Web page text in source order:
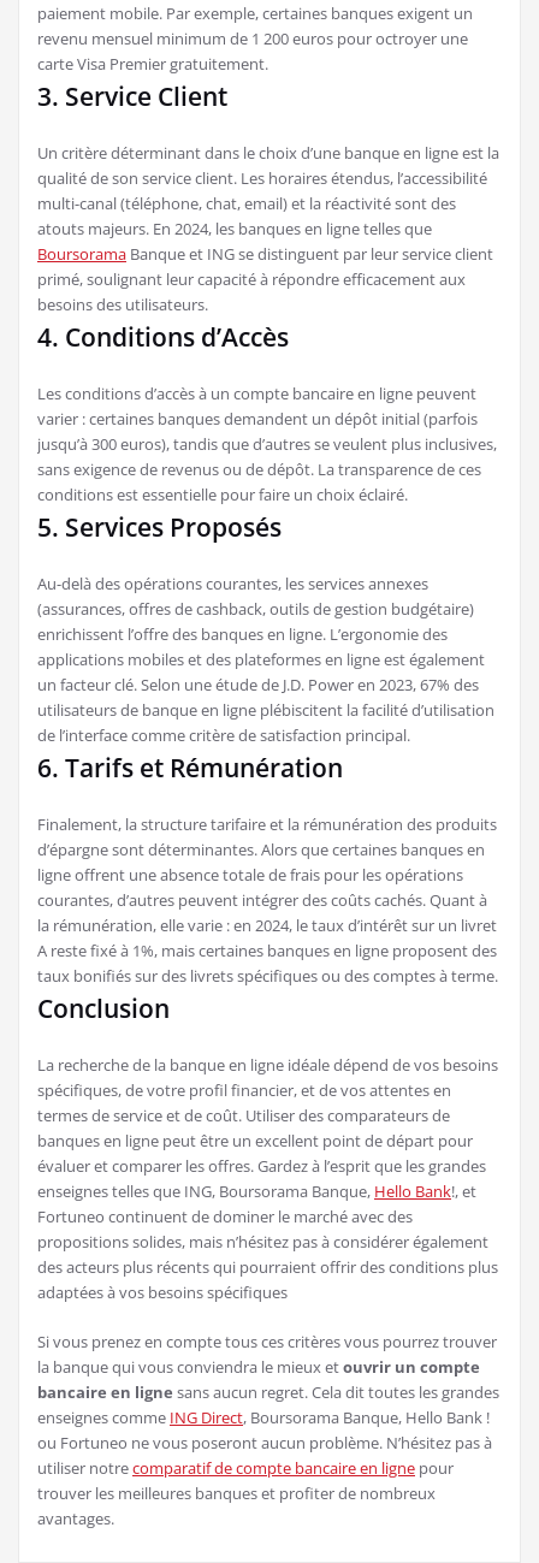
paiement mobile. Par exemple, certaines banques exigent un
revenu mensuel minimum de 1 200 euros pour octroyer une
carte Visa Premier gratuitement.
3. Service Client
Un critère déterminant dans le choix d’une banque en ligne est la
qualité de son service client. Les horaires étendus, l’accessibilité
multi-canal (téléphone, chat, email) et la réactivité sont des
atouts majeurs. En 2024, les banques en ligne telles que
Boursorama Banque et ING se distinguent par leur service client
primé, soulignant leur capacité à répondre efficacement aux
besoins des utilisateurs.
4. Conditions d’Accès
Les conditions d’accès à un compte bancaire en ligne peuvent
varier : certaines banques demandent un dépôt initial (parfois
jusqu’à 300 euros), tandis que d’autres se veulent plus inclusives,
sans exigence de revenus ou de dépôt. La transparence de ces
conditions est essentielle pour faire un choix éclairé.
5. Services Proposés
Au-delà des opérations courantes, les services annexes
(assurances, offres de cashback, outils de gestion budgétaire)
enrichissent l’offre des banques en ligne. L’ergonomie des
applications mobiles et des plateformes en ligne est également
un facteur clé. Selon une étude de J.D. Power en 2023, 67% des
utilisateurs de banque en ligne plébiscitent la facilité d’utilisation
de l’interface comme critère de satisfaction principal.
6. Tarifs et Rémunération
Finalement, la structure tarifaire et la rémunération des produits
d’épargne sont déterminantes. Alors que certaines banques en
ligne offrent une absence totale de frais pour les opérations
courantes, d’autres peuvent intégrer des coûts cachés. Quant à
la rémunération, elle varie : en 2024, le taux d’intérêt sur un livret
A reste fixé à 1%, mais certaines banques en ligne proposent des
taux bonifiés sur des livrets spécifiques ou des comptes à terme.
Conclusion
La recherche de la banque en ligne idéale dépend de vos besoins
spécifiques, de votre profil financier, et de vos attentes en
termes de service et de coût. Utiliser des comparateurs de
banques en ligne peut être un excellent point de départ pour
évaluer et comparer les offres. Gardez à l’esprit que les grandes
enseignes telles que ING, Boursorama Banque, Hello Bank!, et
Fortuneo continuent de dominer le marché avec des
propositions solides, mais n’hésitez pas à considérer également
des acteurs plus récents qui pourraient offrir des conditions plus
adaptées à vos besoins spécifiques
Si vous prenez en compte tous ces critères vous pourrez trouver
la banque qui vous conviendra le mieux etouvrir un compte
bancaire en ligne sans aucun regret. Cela dit toutes les grandes
enseignes comme ING Direct, Boursorama Banque, Hello Bank !
ou Fortuneo ne vous poseront aucun problème. N’hésitez pas à
utiliser notrecomparatif de compte bancaire en ligne pour
trouver les meilleures banques et profiter de nombreux
avantages.